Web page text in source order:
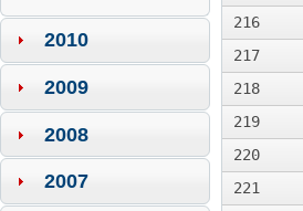
2010
2009
2008
2007
216
217
218
219
220
221